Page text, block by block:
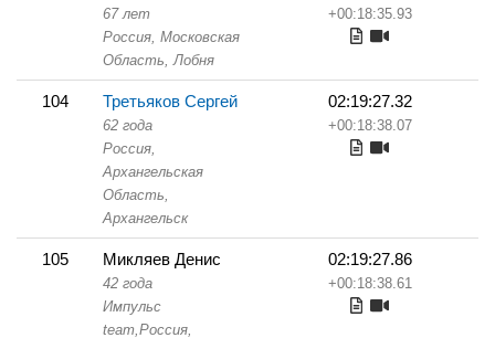
67 лет
Россия, Московская
Область, Лобня
+00:18:35.93
104 Третьяков Сергей
62 года
Россия,
Архангельская
Область,
Архангельск
02:19:27.32
+00:18:38.07
105 Микляев Денис
42 года
Импульс
team,Россия,
02:19:27.86
+00:18:38.61